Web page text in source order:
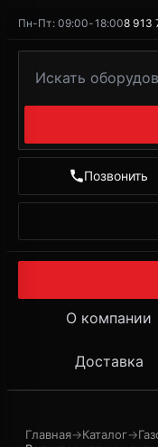
Пн-Пт: 09:00-18:008 913
Позвонить
О компании
Доставка
Главная→Каталог→